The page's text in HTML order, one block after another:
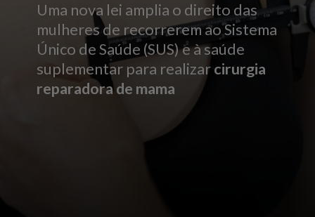
Uma nova lei amplia o direito das
mulheres de recorrerem ao Sistema
Único de Saúde (SUS) e à saúde
suplementar para realizarcirurgia
reparadora de mama